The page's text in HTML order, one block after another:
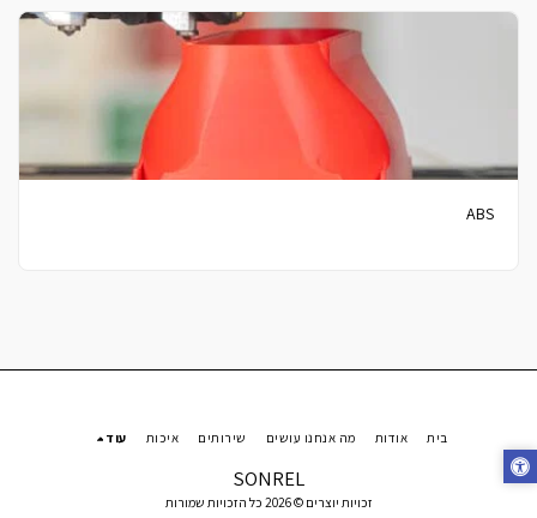
ABS
SONREL
זכויות יוצרים © 2026 כל הזכויות שמורות
בית אודות מה אנחנו עושים שירותים איכות עוד